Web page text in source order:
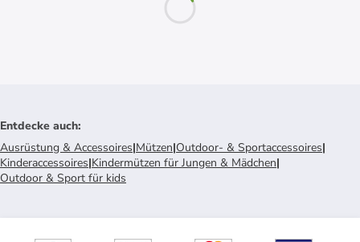
Entdecke auch:
Ausrüstung & Accessoires|Mützen|Outdoor- & Sportaccessoires|
Kinderaccessoires|Kindermützen für Jungen & Mädchen|
Outdoor & Sport für kids